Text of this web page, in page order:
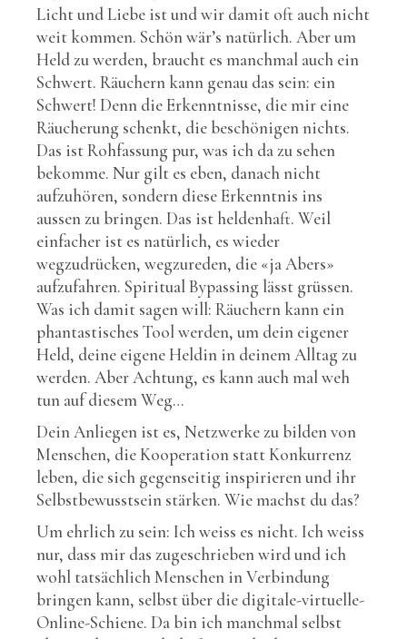
Licht und Liebe ist und wir damit oft auch nicht
weit kommen. Schön wär’s natürlich. Aber um
Held zu werden, braucht es manchmal auch ein
Schwert. Räuchern kann genau das sein: ein
Schwert! Denn die Erkenntnisse, die mir eine
Räucherung schenkt, die beschönigen nichts.
Das ist Rohfassung pur, was ich da zu sehen
bekomme. Nur gilt es eben, danach nicht
aufzuhören, sondern diese Erkenntnis ins
aussen zu bringen. Das ist heldenhaft. Weil
einfacher ist es natürlich, es wieder
wegzudrücken, wegzureden, die «ja Abers»
aufzufahren. Spiritual Bypassing lässt grüssen.
Was ich damit sagen will: Räuchern kann ein
phantastisches Tool werden, um dein eigener
Held, deine eigene Heldin in deinem Alltag zu
werden. Aber Achtung, es kann auch mal weh
tun auf diesem Weg…
Dein Anliegen ist es, Netzwerke zu bilden von
Menschen, die Kooperation statt Konkurrenz
leben, die sich gegenseitig inspirieren und ihr
Selbstbewusstsein stärken. Wie machst du das?
Um ehrlich zu sein: Ich weiss es nicht. Ich weiss
nur, dass mir das zugeschrieben wird und ich
wohl tatsächlich Menschen in Verbindung
bringen kann, selbst über die digitale-virtuelle-
Online-Schiene. Da bin ich manchmal selbst